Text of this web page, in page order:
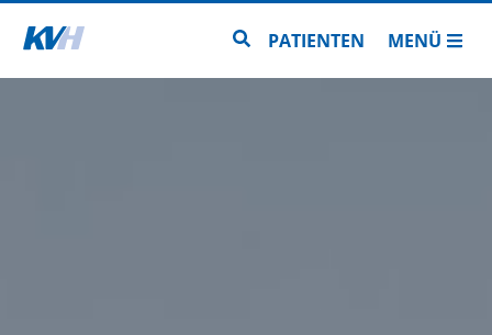
Zur Startseite Zur Seitensuche
PATIENTEN MENÜ